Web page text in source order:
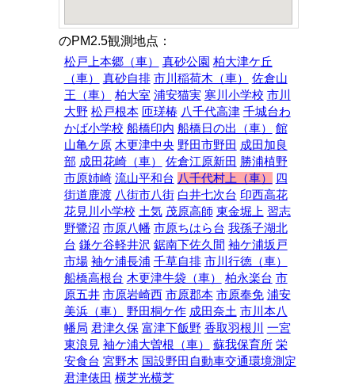
のPM2.5観測地点：
松戸上本郷（車） 真砂公園 柏大津ケ丘
（車）
真砂自排 市川稲荷木（車）
佐倉山
王（車）
柏大室 浦安猫実 寒川小学校 市川
大野 松戸根本 匝瑳椿 八千代高津 千城台わ
かば小学校 船橋印内 船橋日の出（車）
館
山亀ケ原 木更津中央 野田市野田 成田加良
部 成田花崎（車） 佐倉江原新田 勝浦植野
市原姉崎 流山平和台 八千代村上（車）
四
街道鹿渡 八街市八街 白井七次台 印西高花
花見川小学校 土気 茂原高師 東金堀上 習志
野鷺沼 市原八幡 市原ちはら台 我孫子湖北
台 鎌ケ谷軽井沢 鋸南下佐久間 袖ケ浦坂戸
市場 袖ケ浦長浦 千草自排 市川行徳（車）
船橋高根台 木更津牛袋（車） 柏永楽台 市
原五井 市原岩崎西 市原郡本 市原奉免 浦安
美浜（車）
野田桐ケ作 成田奈土 市川本八
幡局 君津久保 富津下飯野 香取羽根川
一宮
東浪見 袖ケ浦大曽根（車） 蘇我保育所 栄
安食台 宮野木 国設野田自動車交通環境測定
君津俵田 横芝光横芝